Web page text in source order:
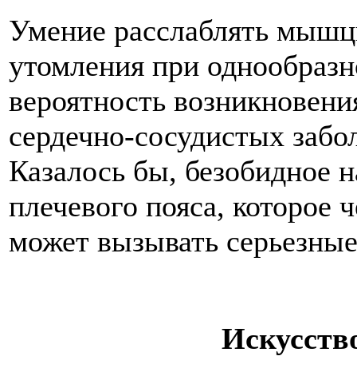
Умение расслаблять
утомления при
вероятность
сердечно-сосудистых
Казалось бы,
плечевого пояса, которое
может вызывать